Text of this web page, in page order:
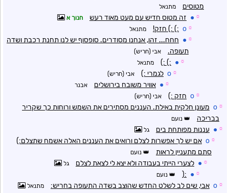
מטוסים
מתנאל
☼
● זה מטוס חדיש עם מעט מאוד רעש חנוך א
☼
o :) :) חזק! מתנאל
☼
● חחח... זהו, אנחנו מסודרים. סופסוף יש לנו תחנת רכבת ושדה
תעופה.
אבי (חריש)
☼
●
:) :) מתנאל
☼
o לגמרי :) אבי (חריש)
☼
● אוויר משובח בירושלים אבנר
☼
o חזק :) אבי (חריש)
☼
o מעונן חלקית באילת. העננים מסתירים את השמש ורוחות כך שקריר
בבריכה
נועם
☼
● עננות מפותחת בים גל
☼
o אם יש לך אפשרות לצלם ורואים את העננים האלה אשמח שתצלם:)
סתם מתעניין לראות
נועם
☼
● לצערי הייתי בעבודה ולא יצא לי לצאת לצלם גל
☼
●
:( נועם
☼
o אבי, שים לב לשלט החדש שהוצב בשדה התעופה בחריש: מתנאל